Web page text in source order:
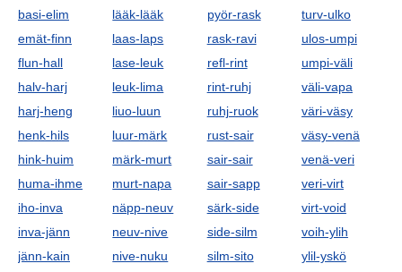
basi-elim
emät-finn
flun-hall
halv-harj
harj-heng
henk-hils
hink-huim
huma-ihme
iho-inva
inva-jänn
jänn-kain
lääk-lääk
laas-laps
lase-leuk
leuk-lima
liuo-luun
luur-märk
märk-murt
murt-napa
näpp-neuv
neuv-nive
nive-nuku
pyör-rask
rask-ravi
refl-rint
rint-ruhj
ruhj-ruok
rust-sair
sair-sair
sair-sapp
särk-side
side-silm
silm-sito
turv-ulko
ulos-umpi
umpi-väli
väli-vapa
väri-väsy
väsy-venä
venä-veri
veri-virt
virt-void
voih-ylih
ylil-yskö